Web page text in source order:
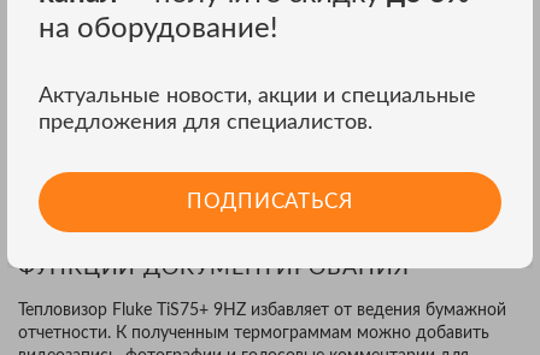
любом соотношении инфракрасного и видимого спектра. В
итоге пользователь тепловизора Fluke получает изображение
Ручная фокусировка с возможностью фиксации фокусного
расстояния 1 метр.
режим “картинка в картинке”, сенсорный экран, который
упрощает масштабирование и поиск неисправностей.
ФУНКЦИИ ДОКУМЕНТИРОВАНИЯ
Тепловизор Fluke TiS75+ 9HZ избавляет от ведения бумажной
отчетности. К полученным термограммам можно добавить
на оборудование!
Актуальные новости, акции и специальные
предложения для специалистов.
ПОДПИСАТЬСЯ